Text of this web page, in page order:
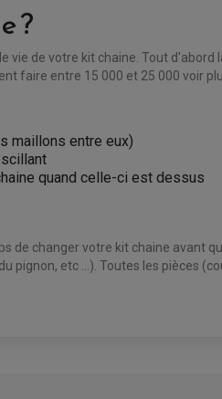
?
vie de votre kit chaine. Tout
faire entre 15 000 et 25 000 voir
maillons entre eux)
quand celle-ci est dessus
de changer votre kit chaine
pignon, etc ...). Toutes les pièces